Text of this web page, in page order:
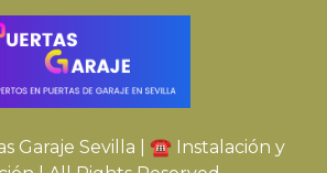
Garaje Sevilla | ☎️ Instalación y